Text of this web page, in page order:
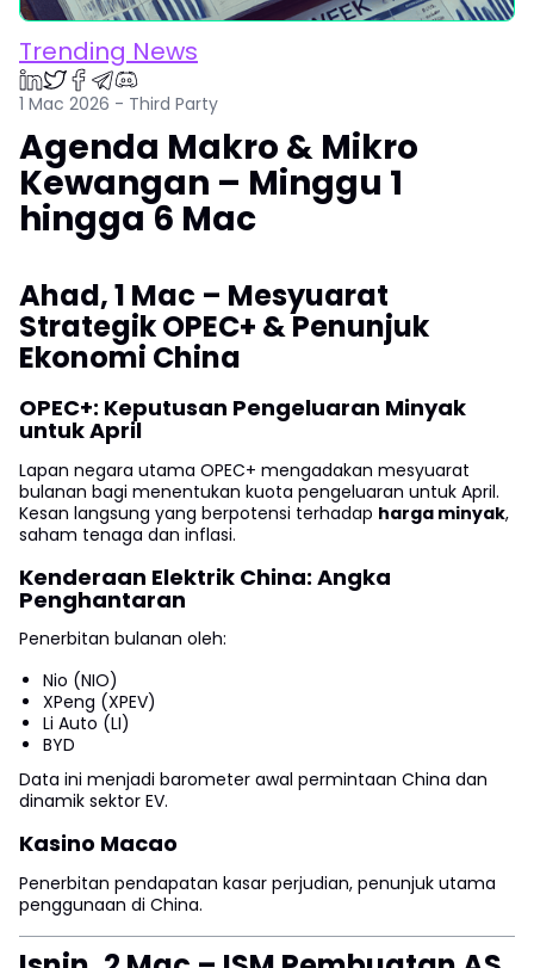
Trending News
1 Mac 2026 - Third Party
Agenda Makro & Mikro
Kewangan – Minggu 1
hingga 6 Mac
Ahad, 1 Mac – Mesyuarat
Strategik OPEC+ & Penunjuk
Ekonomi China
OPEC+: Keputusan Pengeluaran Minyak
untuk April
Lapan negara utama OPEC+ mengadakan mesyuarat
bulanan bagi menentukan kuota pengeluaran untuk April.
Kesan langsung yang berpotensi terhadap harga minyak,
saham tenaga dan inflasi.
Kenderaan Elektrik China: Angka
Penghantaran
Penerbitan bulanan oleh:
Nio (NIO)
XPeng (XPEV)
Li Auto (LI)
BYD
Data ini menjadi barometer awal permintaan China dan
dinamik sektor EV.
Kasino Macao
Penerbitan pendapatan kasar perjudian, penunjuk utama
penggunaan di China.